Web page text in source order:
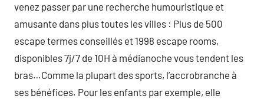
venez passer par une recherche humouristique et
amusante dans plus toutes les villes : Plus de 500
escape termes conseillés et 1998 escape rooms,
disponibles 7j/7 de 10H à médianoche vous tendent les
bras…Comme la plupart des sports, l’accrobranche à
ses bénéfices. Pour les enfants par exemple, elle